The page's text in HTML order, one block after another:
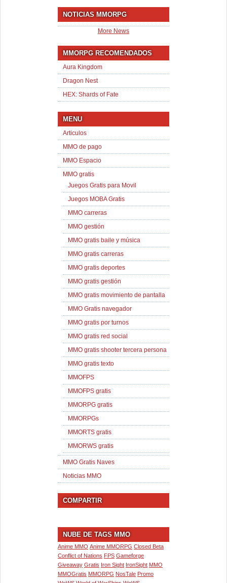
NOTICIAS MMORPG
More News
MMORPG RECOMENDADOS
Aura Kingdom
Dragon Nest
HEX: Shards of Fate
MENU
Articulos
MMO de pago
MMO Espacio
MMO gratis
Juegos Gratis para Movil
Juegos MOBA Gratis
MMO carreras
MMO gestión
MMO gratis baile y música
MMO gratis carreras
MMO gratis deportes
MMO gratis gestión
MMO gratis movimiento de pantalla
MMO Gratis navegador
MMO gratis por turnos
MMO gratis red social
MMO gratis shooter tercera persona
MMO gratis texto
MMOFPS
MMOFPS gratis
MMORPG gratis
MMORPGs
MMORTS gratis
MMORWS gratis
MMO Gratis Naves
Noticias MMO
COMPARTIR
NUBE DE TAGS MMO
Anime MMO Anime MMORPG Closed Beta
Conflict of Nations FPS Gameforge
Giveaway Gratis Iron Sight IronSight MMO
MMOGratis MMORPG NosTale Promo